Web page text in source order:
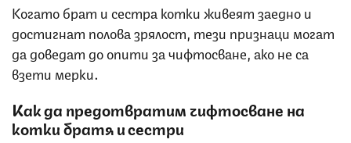
Когато брат и сестра котки живеят заедно и
достигнат полова зрялост, тези признаци могат
да доведат до опити за чифтосване, ако не са
взети мерки.
Как да предотвратим чифтосване на
котки братя и сестри